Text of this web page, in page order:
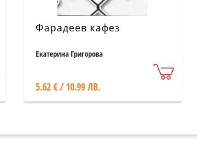
Фарадеев кафез
Екатерина Григорова
5.62 € / 10.99 ЛВ.